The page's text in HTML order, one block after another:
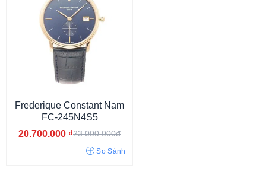
Đồng hồ Vintage Đồng hồ dáng Tank
Frederique Constant Nam
FC-245N4S5
20.700.000 ₫23.000.000đ
So Sánh